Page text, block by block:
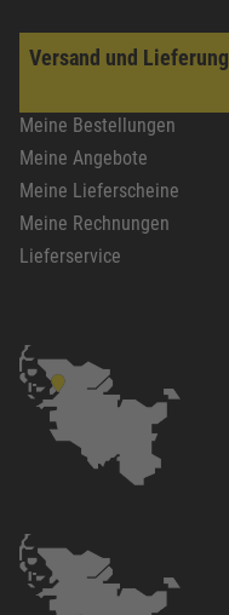
Versand und Lieferung
Meine Bestellungen
Meine Angebote
Meine Lieferscheine
Meine Rechnungen
Lieferservice